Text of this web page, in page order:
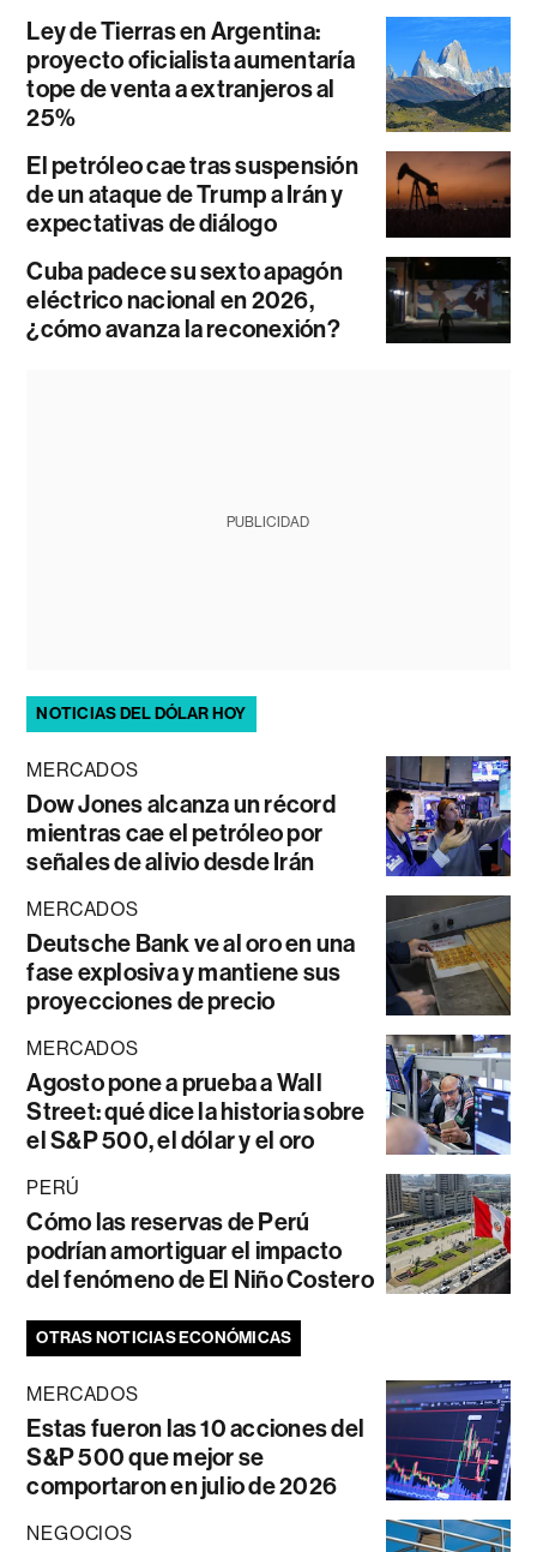
Ley de Tierras en Argentina:
proyecto oficialista aumentaría
tope de venta a extranjeros al
25%
El petróleo cae tras suspensión
de un ataque de Trump a Irán y
expectativas de diálogo
Cuba padece su sexto apagón
eléctrico nacional en 2026,
¿cómo avanza la reconexión?
PUBLICIDAD
NOTICIAS DEL DÓLAR HOY
MERCADOS
Dow Jones alcanza un récord
mientras cae el petróleo por
señales de alivio desde Irán
MERCADOS
Deutsche Bank ve al oro en una
fase explosiva y mantiene sus
proyecciones de precio
MERCADOS
Agosto pone a prueba a Wall
Street: qué dice la historia sobre
el S&P 500, el dólar y el oro
PERÚ
Cómo las reservas de Perú
podrían amortiguar el impacto
del fenómeno de El Niño Costero
OTRAS NOTICIAS ECONÓMICAS
MERCADOS
Estas fueron las 10 acciones del
S&P 500 que mejor se
comportaron en julio de 2026
NEGOCIOS